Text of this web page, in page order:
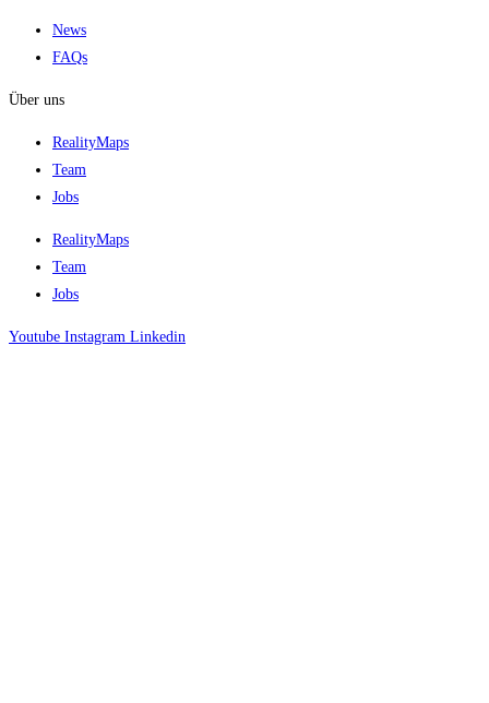
News
FAQs
Über uns
RealityMaps
Team
Jobs
RealityMaps
Team
Jobs
Youtube Instagram Linkedin